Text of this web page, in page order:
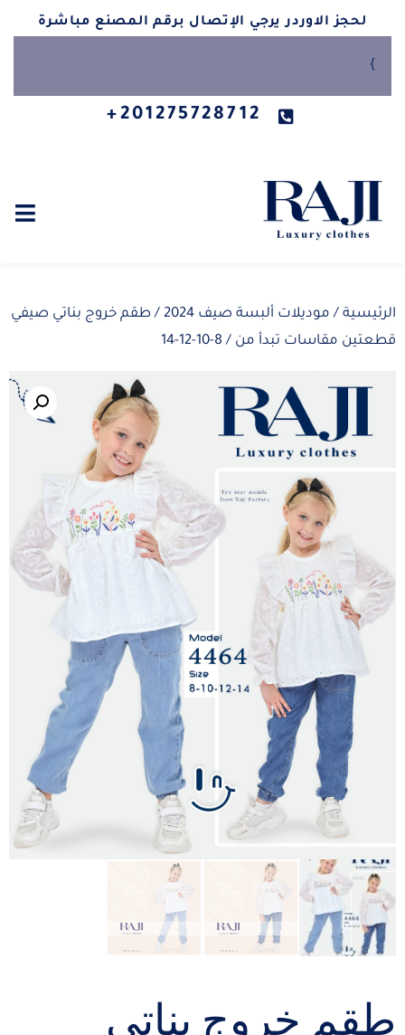
لحجز الاوردر يرجي الإتصال برقم المصنع مباشرة
}
201275728712+
الرئيسية / موديلات ألبسة صيف 2024
/ طقم خروج بناتي صيفي
قطعتين مقاسات تبدأ من / 8-10-12-14
طقم خروج بناتي